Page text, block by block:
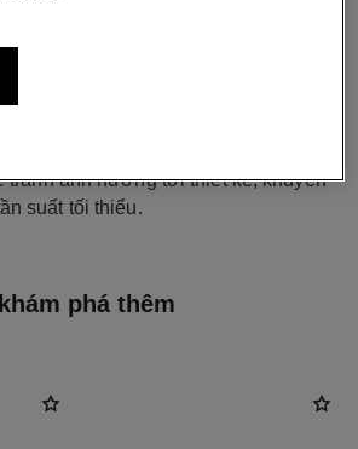
thanh cài có thể được tháo ra và gắn
tránh ảnh hưởng tới thiết kế, khuyến
suất tối thiểu.
khám phá thêm